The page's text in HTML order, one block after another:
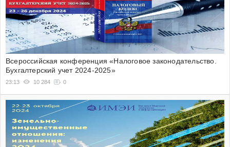
Всероссийская конференция «Налоговое законодательство.
Бухгалтерский учет 2024-2025»
23:13 10 284 0